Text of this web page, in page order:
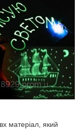
матеріал, який